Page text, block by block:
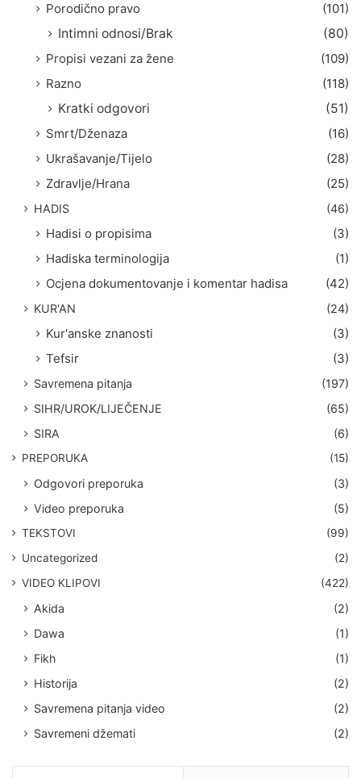
Porodično pravo
(101)
Intimni odnosi/Brak
(80)
Propisi vezani za žene
(109)
Razno
(118)
Kratki odgovori
(51)
Smrt/Dženaza
(16)
Ukrašavanje/Tijelo
(28)
Zdravlje/Hrana
(25)
HADIS (46)
Hadisi o propisima
(3)
Hadiska terminologija
(1)
Ocjena dokumentovanje i komentar hadisa
(42)
KUR'AN (24)
Kur'anske znanosti
(3)
Tefsir
(3)
Savremena pitanja
(197)
SIHR/UROK/LIJEČENJE
(65)
SIRA
(6)
PREPORUKA (15)
Odgovori preporuka
(3)
Video preporuka
(5)
TEKSTOVI
(99)
Uncategorized
(2)
VIDEO KLIPOVI
(422)
Akida
(2)
Dawa
(1)
Fikh
(1)
Historija
(2)
Savremena pitanja video
(2)
Savremeni džemati
(2)